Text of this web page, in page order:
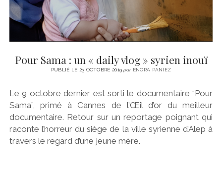
Pour Sama : un « daily vlog » syrien inouï
PUBLIÉ LE 23 OCTOBRE 2019parENORA PANIEZ
Le 9 octobre dernier est sorti le documentaire “Pour
Sama”, primé à Cannes de l’Œil d’or du meilleur
documentaire. Retour sur un reportage poignant qui
raconte l’horreur du siège de la ville syrienne d’Alep à
travers le regard d’une jeune mère.